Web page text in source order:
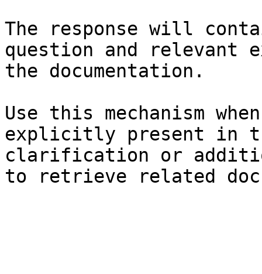
The response will
question and relevant
the documentation.
Use this mechanism
explicitly present in
clarification or